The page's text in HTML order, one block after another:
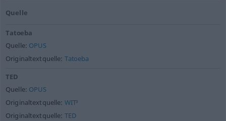
Quelle
Tatoeba
Quelle: OPUS
Originaltextquelle: Tatoeba
TED
Quelle: OPUS
Originaltextquelle: WIT³
Originaltextquelle: TED